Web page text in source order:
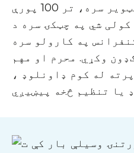
ویډیو کنفرانس سافټویر سره، تر 100 پورې
شي په چټکۍ سره د
په کارولو سره
وکړي. محرم او مهم
له کوم ډاونلوډ ،